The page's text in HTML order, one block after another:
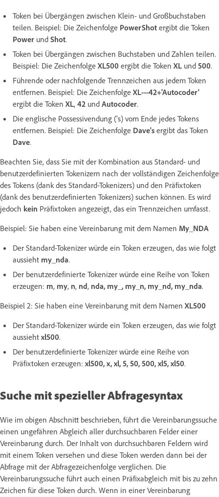
Token bei Übergängen zwischen Klein- und Großbuchstaben
teilen. Beispiel: Die Zeichenfolge PowerShot ergibt die Token
Power und Shot.
Token bei Übergängen zwischen Buchstaben und Zahlen teilen.
Beispiel: Die Zeichenfolge XL500 ergibt die Token XL und 500.
Führende oder nachfolgende Trennzeichen aus jedem Token
entfernen. Beispiel: Die Zeichenfolge XL---42+'Autocoder'
ergibt die Token XL, 42 und Autocoder.
Die englische Possessivendung ('s) vom Ende jedes Tokens
entfernen. Beispiel: Die Zeichenfolge Dave's ergibt das Token
Dave.
Beachten Sie, dass Sie mit der Kombination aus Standard- und
benutzerdefinierten Tokenizern nach der vollständigen Zeichenfolge
des Tokens (dank des Standard-Tokenizers) und den Präfixtoken
(dank des benutzerdefinierten Tokenizers) suchen können. Es wird
jedoch kein Präfixtoken angezeigt, das ein Trennzeichen umfasst.
Beispiel: Sie haben eine Vereinbarung mit dem Namen My_NDA
Der Standard-Tokenizer würde ein Token erzeugen, das wie folgt
aussieht my_nda.
Der benutzerdefinierte Tokenizer würde eine Reihe von Token
erzeugen: m, my, n, nd, nda, my_, my_n, my_nd, my_nda.
Beispiel 2: Sie haben eine Vereinbarung mit dem Namen XL500
Der Standard-Tokenizer würde ein Token erzeugen, das wie folgt
aussieht xl500.
Der benutzerdefinierte Tokenizer würde eine Reihe von
Präfixtoken erzeugen: xl500, x, xl, 5, 50, 500, xl5, xl50.
Suche mit spezieller Abfragesyntax
Wie im obigen Abschnitt beschrieben, führt die Vereinbarungssuche
einen ungefähren Abgleich aller durchsuchbaren Felder einer
Vereinbarung durch. Der Inhalt von durchsuchbaren Feldern wird
mit einem Token versehen und diese Token werden dann bei der
Abfrage mit der Abfragezeichenfolge verglichen. Die
Vereinbarungssuche führt auch einen Präfixabgleich mit bis zu zehn
Zeichen für diese Token durch. Wenn in einer Vereinbarung